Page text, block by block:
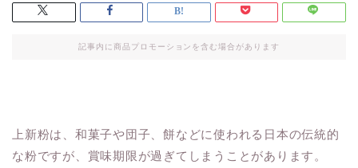
記事内に商品プロモーションを含む場合があります
上新粉は、和菓子や団子、餅などに使われる日本の伝統的
な粉ですが、賞味期限が過ぎてしまうことがあります。